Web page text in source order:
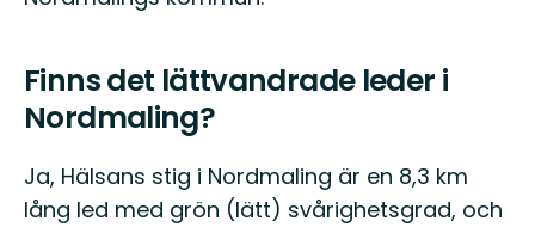
Finns det lättvandrade leder i
Nordmaling?
Ja, Hälsans stig i Nordmaling är en 8,3 km
lång led med grön (lätt) svårighetsgrad, och